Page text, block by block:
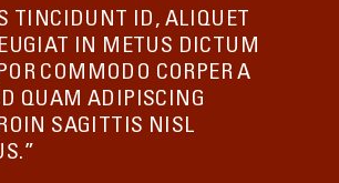
TINCIDUNT ID, ALIQUET
IN METUS DICTUM
COMMODO CORPER A
QUAM ADIPISCING
SAGITTIS NISL